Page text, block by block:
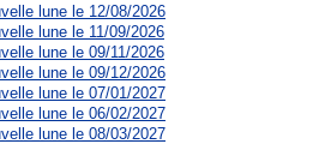
lune le 12/08/2026
lune le 11/09/2026
lune le 09/11/2026
lune le 09/12/2026
lune le 07/01/2027
lune le 06/02/2027
lune le 08/03/2027